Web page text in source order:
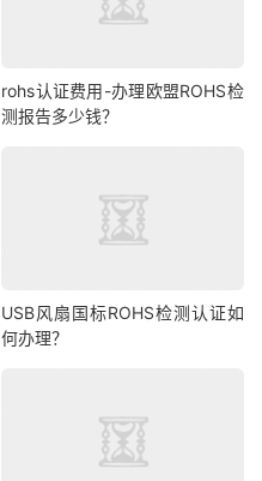
rohs认证费用-办理欧盟ROHS检
测报告多少钱？
USB风扇国标ROHS检测认证如
何办理？